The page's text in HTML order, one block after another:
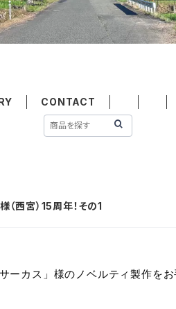
CONTACT
宮）15周年！その1
カス」様のノベルティ製作を